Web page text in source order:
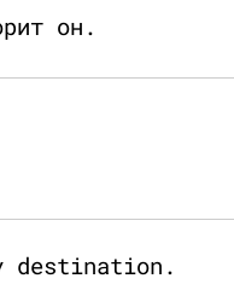
он.
destination.